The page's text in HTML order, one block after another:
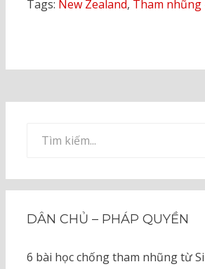
Tags: New Zealand, Tham nhũng
kiếm
DÂN CHỦ – PHÁP QUYỀN
6 bài học chống tham nhũng từ